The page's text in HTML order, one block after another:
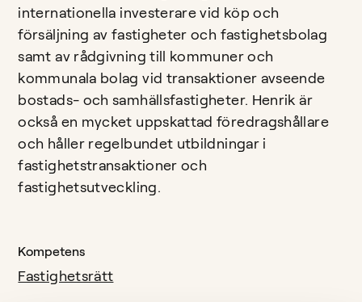
internationella investerare vid köp och
försäljning av fastigheter och fastighetsbolag
samt av rådgivning till kommuner och
kommunala bolag vid transaktioner avseende
bostads- och samhällsfastigheter. Henrik är
också en mycket uppskattad föredragshållare
och håller regelbundet utbildningar i
fastighetstransaktioner och
fastighetsutveckling.
Kompetens
Fastighetsrätt